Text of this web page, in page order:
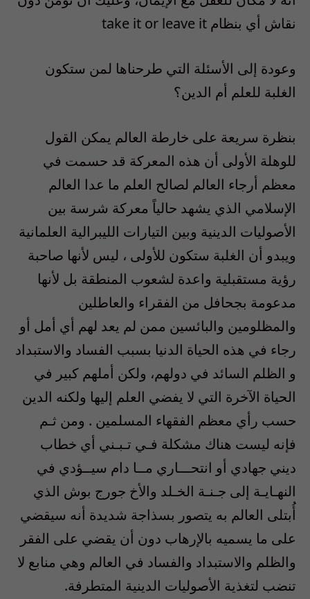
نقاش أي بنظام take it or leave it
وعودة إلى الأسئلة التي طرحناها لمن ستكون
الغلبة للعلم أم الدين؟
بنظرة سريعة على خارطة العالم يمكن القول
للوهلة الأولى أن هذه المعركة قد حسمت في
معظم أرجاء العالم لصالح العلم ما عدا العالم
الإسلامي الذي يشهد حالياً معركة شرسة بين
الأصوليات الدينية وبين التيارات الليبرالية العلمانية
ويبدو أن الغلبة ستكون للأولى ، ليس لأنها صاحبة
رؤية مستقبلية واعدة لشعوب المنطقة بل لأنها
مدعومة بجحافل من الفقراء والعاطلين
والمظلومين والبائسين ممن لم يعد لهم أي أمل أو
رجاء في هذه الحياة الدنيا بسبب الفساد والاستبداد
و الظلم السائد في دولهم، ولكن أملهم كبير في
الحياة الآخرة التي لا يفضي العلم إليها ولكنه الدين
حسب رأي معظم الفقهاء المسلمين . ومن ثـم
فإنه ليست هناك مشكلة فـي تـبـني أي خطاب
ديني جهادي أو انتحـــاري مــا دام سيــؤدي في
النهـايـة إلى جـنـة الخـلد والأخ جورج بوش الذي
أُبتلى العالم به يتصور بسذاجة شديدة أنه سيقضي
على ما يسميه بالإرهاب دون أن يقضي على الفقر
والظلم والاستبداد والفساد في العالم وهي منابع لا
تنضب لتغذية الأصوليات الدينية المتطرفة.